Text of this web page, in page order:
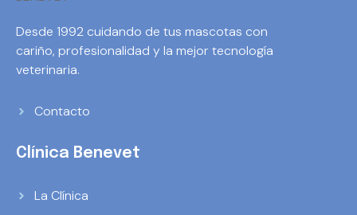
Desde 1992 cuidando de tus mascotas con
cariño, profesionalidad y la mejor tecnología
veterinaria.
Contacto
Clínica Benevet
La Clínica